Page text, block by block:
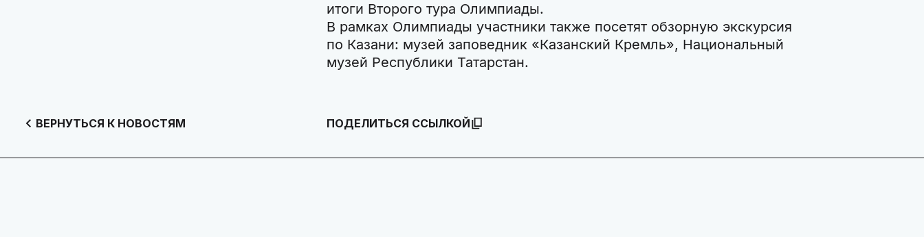
итоги Второго тура Олимпиады.
В рамках Олимпиады участники также посетят обзорную экскурсия
по Казани: музей заповедник «Казанский Кремль», Национальный
музей Республики Татарстан.
ВЕРНУТЬСЯ К НОВОСТЯМ ПОДЕЛИТЬСЯ ССЫЛКОЙ